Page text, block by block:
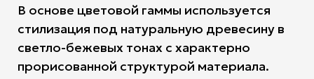
В основе цветовой гаммы используется
стилизация под натуральную древесину в
светло-бежевых тонах с характерно
прорисованной структурой материала.